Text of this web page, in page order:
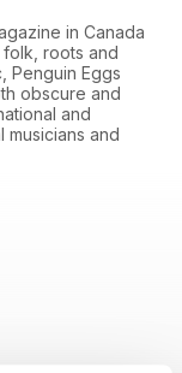
in Canada
roots and
Penguin Eggs
obscure and
and
musicians and